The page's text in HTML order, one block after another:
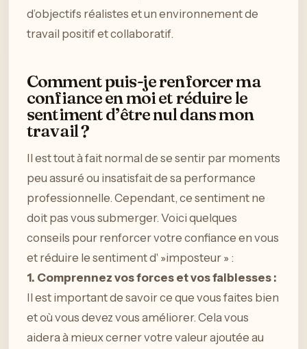
d’objectifs réalistes et un environnement de
travail positif et collaboratif.
Comment puis-je renforcer ma
confiance en moi et réduire le
sentiment d’être nul dans mon
travail ?
Il est tout à fait normal de se sentir par moments
peu assuré ou insatisfait de sa performance
professionnelle. Cependant, ce sentiment ne
doit pas vous submerger. Voici quelques
conseils pour renforcer votre confiance en vous
et réduire le sentiment d' »imposteur » :
1. Comprennez vos forces et vos faiblesses :
Il est important de savoir ce que vous faites bien
et où vous devez vous améliorer. Cela vous
aidera à mieux cerner votre valeur ajoutée au